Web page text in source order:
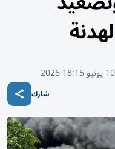
10 يونيو 18:15 2026
شارك